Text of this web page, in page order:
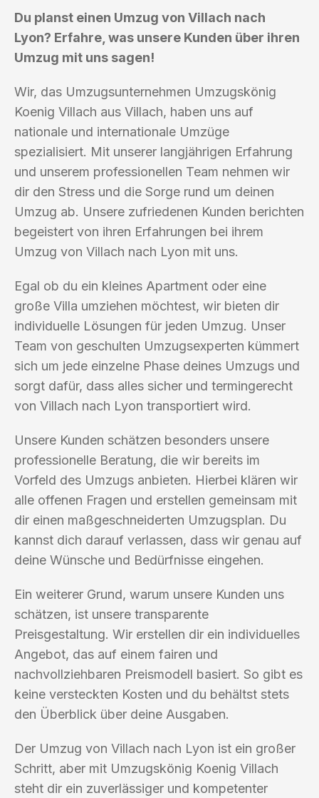
Du planst einen Umzug von Villach nach
Lyon? Erfahre, was unsere Kunden über ihren
Umzug mit uns sagen!
Wir, das Umzugsunternehmen Umzugskönig
Koenig Villach aus Villach, haben uns auf
nationale und internationale Umzüge
spezialisiert. Mit unserer langjährigen Erfahrung
und unserem professionellen Team nehmen wir
dir den Stress und die Sorge rund um deinen
Umzug ab. Unsere zufriedenen Kunden berichten
begeistert von ihren Erfahrungen bei ihrem
Umzug von Villach nach Lyon mit uns.
Egal ob du ein kleines Apartment oder eine
große Villa umziehen möchtest, wir bieten dir
individuelle Lösungen für jeden Umzug. Unser
Team von geschulten Umzugsexperten kümmert
sich um jede einzelne Phase deines Umzugs und
sorgt dafür, dass alles sicher und termingerecht
von Villach nach Lyon transportiert wird.
Unsere Kunden schätzen besonders unsere
professionelle Beratung, die wir bereits im
Vorfeld des Umzugs anbieten. Hierbei klären wir
alle offenen Fragen und erstellen gemeinsam mit
dir einen maßgeschneiderten Umzugsplan. Du
kannst dich darauf verlassen, dass wir genau auf
deine Wünsche und Bedürfnisse eingehen.
Ein weiterer Grund, warum unsere Kunden uns
schätzen, ist unsere transparente
Preisgestaltung. Wir erstellen dir ein individuelles
Angebot, das auf einem fairen und
nachvollziehbaren Preismodell basiert. So gibt es
keine versteckten Kosten und du behältst stets
den Überblick über deine Ausgaben.
Der Umzug von Villach nach Lyon ist ein großer
Schritt, aber mit Umzugskönig Koenig Villach
steht dir ein zuverlässiger und kompetenter